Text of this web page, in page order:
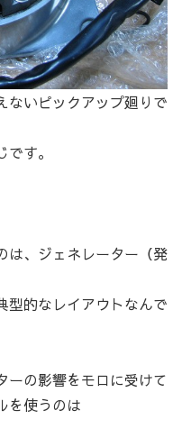
ないピックアップ廻りで
す。
は、ジェネレーター（発
型的なレイアウトなんで
ーの影響をモロに受けて
を使うのは